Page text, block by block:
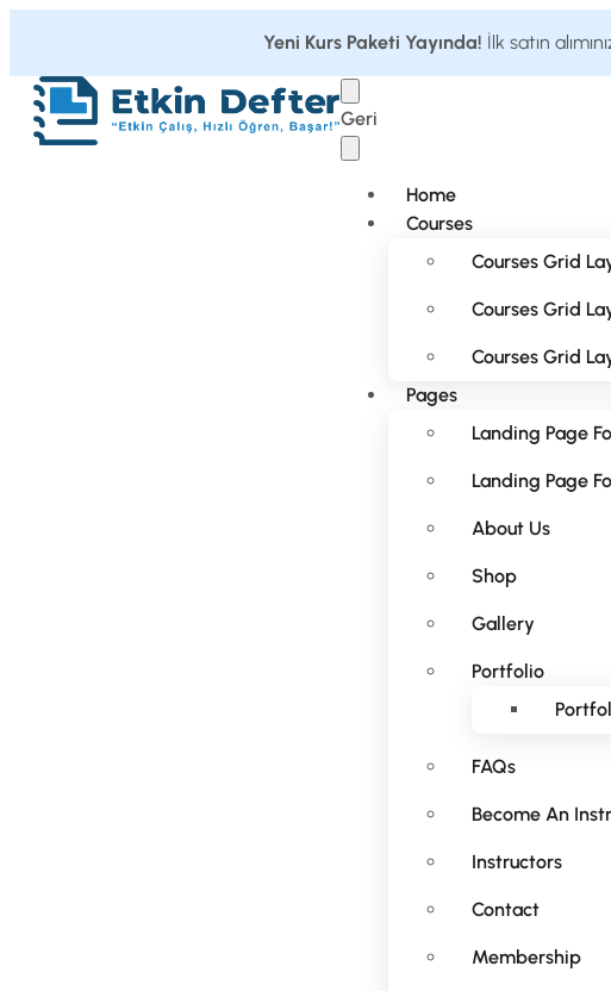
Yeni Kurs Paketi Yayında! İlk satın
Geri
Home
Courses
Courses Grid
Courses Grid
Courses Grid
Pages
Landing Page
Landing Page
About Us
Shop
Gallery
Portfolio
FAQs
Become An
Instructors
Contact
Membership